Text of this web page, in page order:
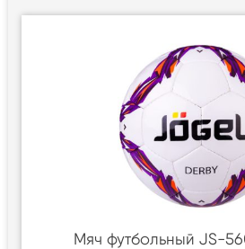
Мяч футбольный JS-